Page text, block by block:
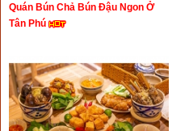
Quán Bún Chả Bún Đậu Ngon Ở
Tân Phú